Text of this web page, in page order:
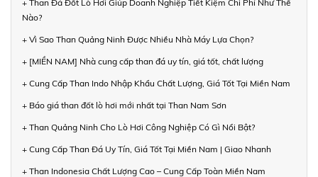
+ Than Đá Đốt Lò Hơi Giúp Doanh Nghiệp Tiết Kiệm Chi Phí Như Thế
Nào?
+ Vì Sao Than Quảng Ninh Được Nhiều Nhà Máy Lựa Chọn?
+ [MIỀN NAM] Nhà cung cấp than đá uy tín, giá tốt, chất lượng
+ Cung Cấp Than Indo Nhập Khẩu Chất Lượng, Giá Tốt Tại Miền Nam
+ Báo giá than đốt lò hơi mới nhất tại Than Nam Sơn
+ Than Quảng Ninh Cho Lò Hơi Công Nghiệp Có Gì Nổi Bật?
+ Cung Cấp Than Đá Uy Tín, Giá Tốt Tại Miền Nam | Giao Nhanh
+ Than Indonesia Chất Lượng Cao – Cung Cấp Toàn Miền Nam